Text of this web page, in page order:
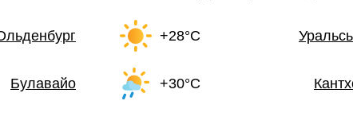
+28°C
Булавайо +30°C